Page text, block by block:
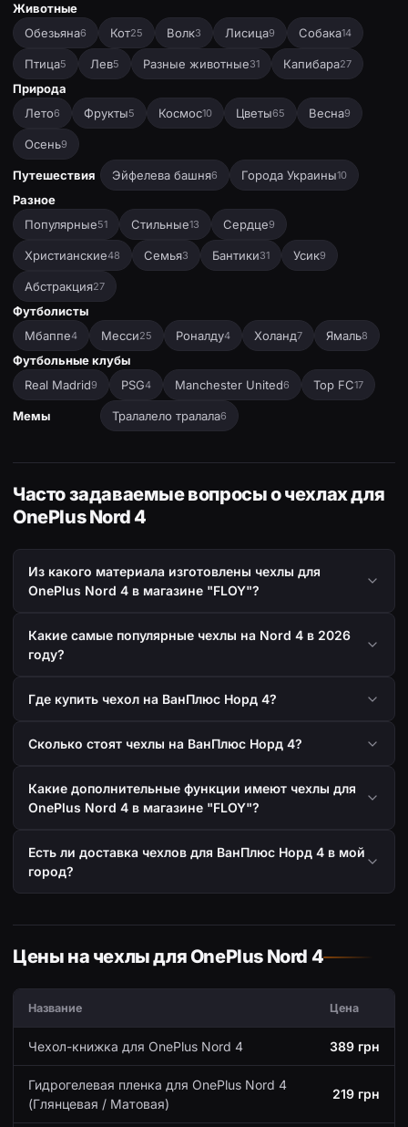
Животные
Обезьяна6 Кот25 Волк3 Лисица9 Собака14
Птица5 Лев5 Разные животные31 Капибара27
Природа
Лето6 Фрукты5 Космос10 Цветы65 Весна9
Осень9
Путешествия Эйфелева башня6 Города Украины10
Разное
Популярные51 Стильные13 Сердце9
Христианские48 Семья3 Бантики31 Усик9
Абстракция27
Футболисты
Мбаппе4 Месси25 Роналду4 Холанд7 Ямаль8
Футбольные клубы
Real Madrid9 PSG4 Manchester United6 Top FC17
Мемы Тралалело тралала6
Часто задаваемые вопросы о чехлах для
OnePlus Nord 4
Из какого материала изготовлены чехлы для
OnePlus Nord 4 в магазине "FLOY"?
Какие самые популярные чехлы на Nord 4 в 2026
году?
Где купить чехол на ВанПлюс Норд 4?
Сколько стоят чехлы на ВанПлюс Норд 4?
Какие дополнительные функции имеют чехлы для
OnePlus Nord 4 в магазине "FLOY"?
Есть ли доставка чехлов для ВанПлюс Норд 4 в мой
город?
Цены на чехлы для OnePlus Nord 4
Название Цена
Чехол-книжка для OnePlus Nord 4 389 грн
Гидрогелевая пленка для OnePlus Nord 4
(Глянцевая / Матовая)
219 грн